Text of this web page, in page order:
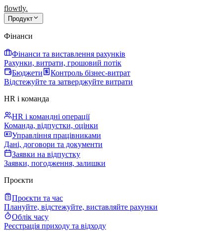
flowtly.
Продукт
Фінанси
Фінанси та виставлення рахунків
Рахунки, витрати, грошовий потік
Бюджети
Контроль бізнес-витрат
Відстежуйте та затверджуйте витрати
HR і команда
HR і командні операції
Команда, відпустки, оцінки
Управління працівниками
Дані, договори та документи
Заявки на відпустку
Заявки, погодження, залишки
Проєкти
Проєкти та час
Плануйте, відстежуйте, виставляйте рахунки
Облік часу
Реєстрація приходу та відходу